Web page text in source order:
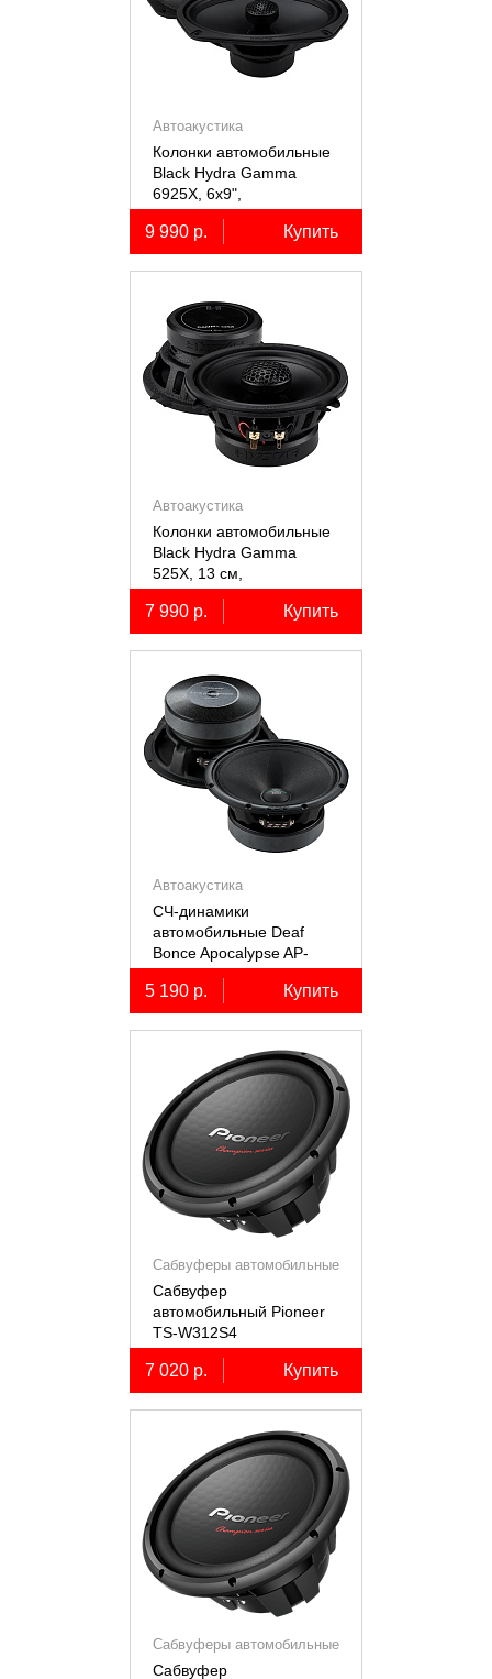
Автоакустика
Колонки автомобильные
Black Hydra Gamma
6925X, 6х9",
коаксиальные
двухполосные, 2 шт.
9 990 р. Купить
Автоакустика
Колонки автомобильные
Black Hydra Gamma
525X, 13 см,
коаксиальные
двухполосные, 2 шт.
7 990 р. Купить
Автоакустика
СЧ-динамики
автомобильные Deaf
Bonce Apocalypse AP-
M61SE PRO
5 190 р. Купить
Сабвуферы автомобильные
Сабвуфер
автомобильный Pioneer
TS-W312S4
7 020 р. Купить
Сабвуферы автомобильные
Сабвуфер